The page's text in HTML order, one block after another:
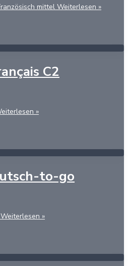
mittel Weiterlesen »
C2
»
to-go
Weiterlesen »